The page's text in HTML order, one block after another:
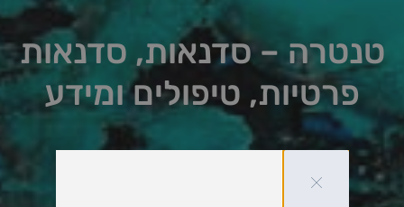
טנטרה – סדנאות, סדנאות
פרטיות, טיפולים ומידע